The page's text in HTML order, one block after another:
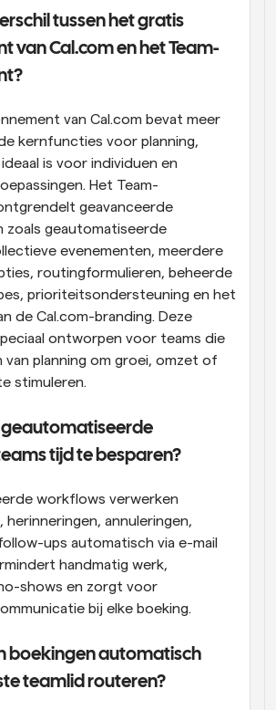
tussen het gratis
van Cal.com en het Team-
van Cal.com bevat meer
kernfuncties voor planning,
is voor individuen en
Het Team-
geavanceerde
zoals geautomatiseerde
evenementen, meerdere
routingformulieren, beheerde
prioriteitsondersteuning en het
de Cal.com-branding. Deze
ontworpen voor teams die
van planning om groei, omzet of
stimuleren.
geautomatiseerde
tijd te besparen?
workflows verwerken
herinneringen, annuleringen,
ups automatisch via e-mail
handmatig werk,
shows en zorgt voor
bij elke boeking.
boekingen automatisch
teamlid routeren?